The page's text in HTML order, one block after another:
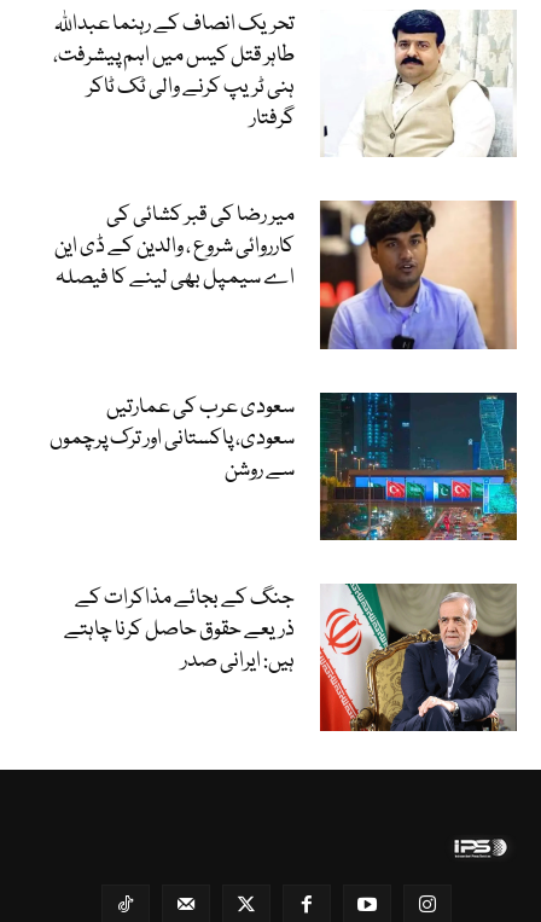
تحریک انصاف کے رہنما عبداللہ
طاہر قتل کیس میں اہم پیشرفت،
ہنی ٹریپ کرنے والی ٹک ٹاکر
گرفتار
میر رضا کی قبر کشائی کی
کارروائی شروع ، والدین کے ڈی این
اے سیمپل بھی لینے کا فیصلہ
سعودی عرب کی عمارتیں
سعودی، پاکستانی اور ترک پرچموں
سے روشن
جنگ کے بجائے مذاکرات کے
ذریعے حقوق حاصل کرنا چاہتے
ہیں: ایرانی صدر